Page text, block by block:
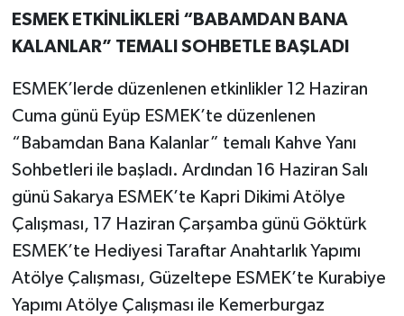
ESMEK ETKİNLİKLERİ “BABAMDAN BANA
KALANLAR” TEMALI SOHBETLE BAŞLADI
ESMEK’lerde düzenlenen etkinlikler 12 Haziran
Cuma günü Eyüp ESMEK’te düzenlenen
“Babamdan Bana Kalanlar” temalı Kahve Yanı
Sohbetleri ile başladı. Ardından 16 Haziran Salı
günü Sakarya ESMEK’te Kapri Dikimi Atölye
Çalışması, 17 Haziran Çarşamba günü Göktürk
ESMEK’te Hediyesi Taraftar Anahtarlık Yapımı
Atölye Çalışması, Güzeltepe ESMEK’te Kurabiye
Yapımı Atölye Çalışması ile Kemerburgaz